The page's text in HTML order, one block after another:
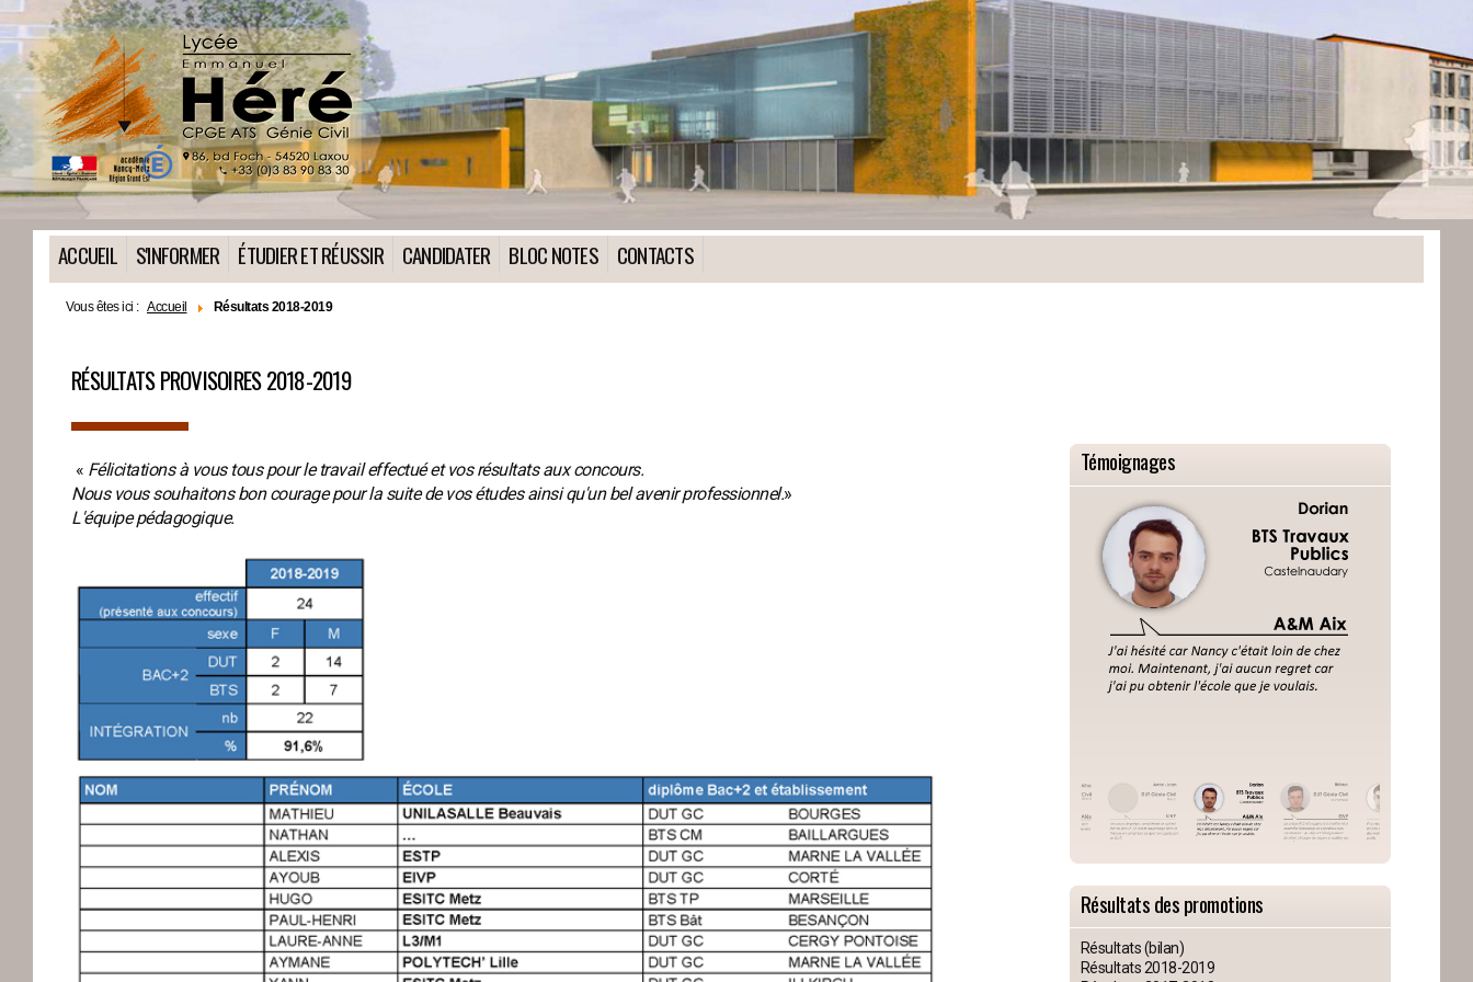
ACCUEIL S'INFORMER ÉTUDIER ET RÉUSSIR CANDIDATER BLOC NOTES CONTACTS
Vous êtes ici : Accueil Résultats 2018-2019
RÉSULTATS PROVISOIRES 2018-2019
▬▬▬▬
« Félicitations à vous tous pour le travail effectué et vos résultats aux concours.
Nous vous souhaitons bon courage pour la suite de vos études ainsi qu'un bel avenir professionnel.»
L'équipe pédagogique.
Témoignages
Résultats des promotions
Résultats (bilan)
Résultats 2018-2019